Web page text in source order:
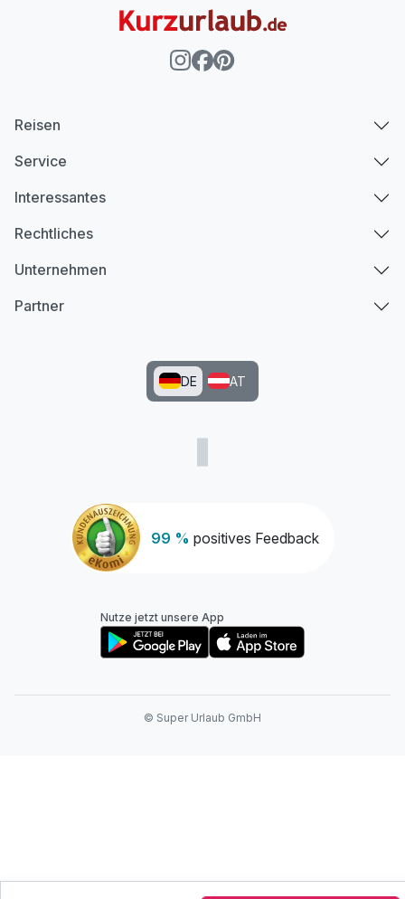
99 % positives Feedback
Reisen
Service
Interessantes
Rechtliches
Unternehmen
Partner
DE AT
Nutze jetzt unsere App
© Super Urlaub GmbH